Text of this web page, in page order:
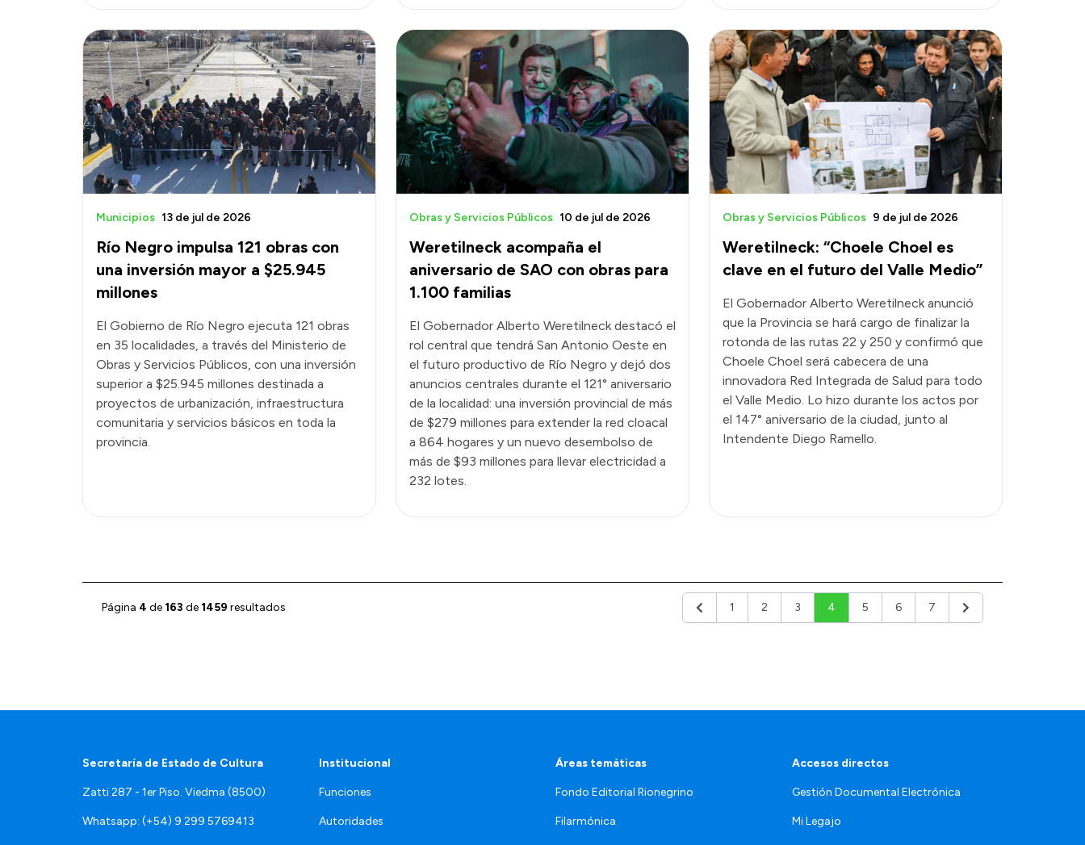
Río Negro impulsa 121 obras con
una inversión mayor a $25.945
millones
Municipios 13 de jul de 2026
El Gobierno de Río Negro ejecuta 121 obras
en 35 localidades, a través del Ministerio de
Obras y Servicios Públicos, con una inversión
superior a $25.945 millones destinada a
proyectos de urbanización, infraestructura
comunitaria y servicios básicos en toda la
provincia.
Weretilneck acompaña el
aniversario de SAO con obras para
1.100 familias
Obras y Servicios Públicos 10 de jul de 2026
El Gobernador Alberto Weretilneck destacó el
rol central que tendrá San Antonio Oeste en
el futuro productivo de Río Negro y dejó dos
anuncios centrales durante el 121° aniversario
de la localidad: una inversión provincial de más
de $279 millones para extender la red cloacal
a 864 hogares y un nuevo desembolso de
más de $93 millones para llevar electricidad a
232 lotes.
Weretilneck: “Choele Choel es
clave en el futuro del Valle Medio”
Obras y Servicios Públicos 9 de jul de 2026
El Gobernador Alberto Weretilneck anunció
que la Provincia se hará cargo de finalizar la
rotonda de las rutas 22 y 250 y confirmó que
Choele Choel será cabecera de una
innovadora Red Integrada de Salud para todo
el Valle Medio. Lo hizo durante los actos por
el 147° aniversario de la ciudad, junto al
Intendente Diego Ramello.
Página 4 de 163 de 1459 resultados Anterior1 2 3 4 5 6 7 Siguiente
Secretaría de Estado de Cultura
Zatti 287 - 1er Piso. Viedma (8500)
Whatsapp: (+54) 9 299 5769413
Institucional
Funciones
Autoridades
Áreas temáticas
Fondo Editorial Rionegrino
Filarmónica
Accesos directos
Gestión Documental Electrónica
Mi Legajo